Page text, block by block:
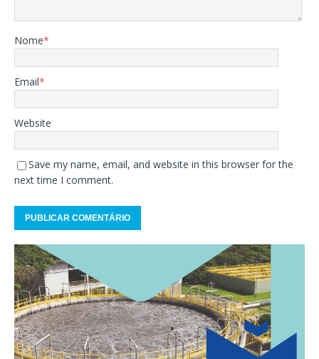
Nome*
Email*
Website
Save my name, email, and website in this browser for the
next time I comment.